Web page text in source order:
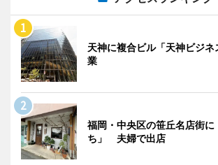
天神に複合ビル「天神ビジ
業
福岡・中央区の笹丘名店街に
ち」 夫婦で出店